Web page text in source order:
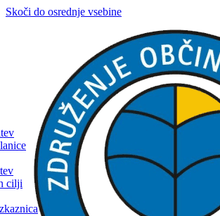
Skoči do osrednje vsebine
cilji